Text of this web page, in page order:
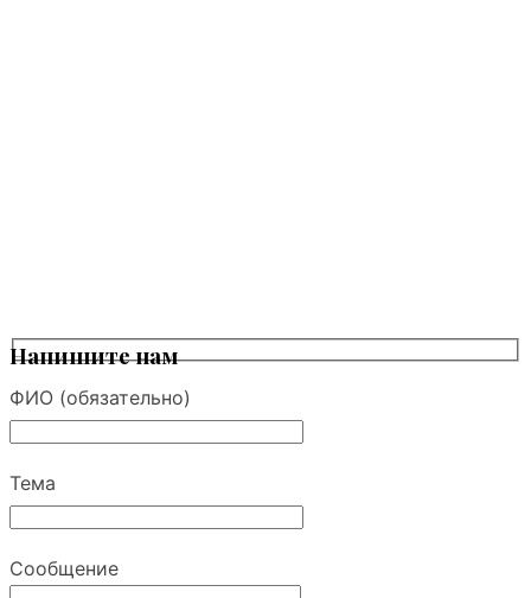
Напишите нам
ФИО (обязательно)
Тема
Сообщение